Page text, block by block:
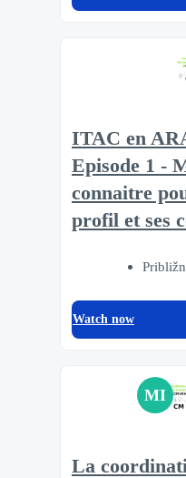
ITAC en
Episode 1 -
connaitre
profil et ses
Watch now
MI
La